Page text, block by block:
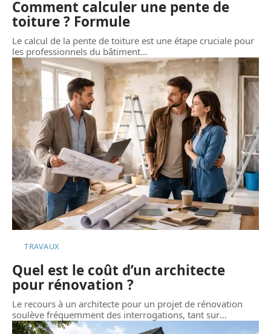
Comment calculer une pente de
toiture ? Formule
Le calcul de la pente de toiture est une étape cruciale pour
les professionnels du bâtiment…
TRAVAUX
Quel est le coût d’un architecte
pour rénovation ?
Le recours à un architecte pour un projet de rénovation
soulève fréquemment des interrogations, tant sur…